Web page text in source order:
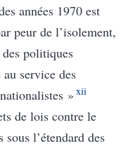
années 1970 est
peur de l’isolement,
politiques
service des
» xii
de lois contre le
l’étendard des